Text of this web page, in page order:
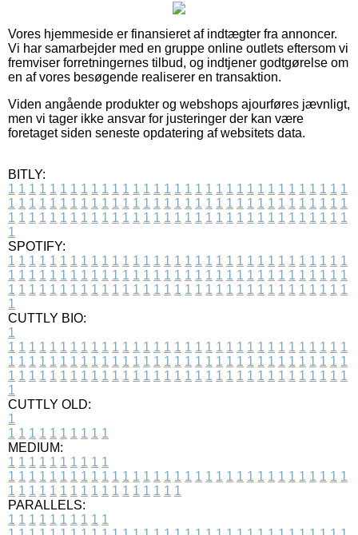
Vores hjemmeside er finansieret af indtægter fra annoncer.
Vi har samarbejder med en gruppe online outlets eftersom vi
fremviser forretningernes tilbud, og indtjener godtgørelse om
en af vores besøgende realiserer en transaktion.
Viden angående produkter og webshops ajourføres jævnligt,
men vi tager ikke ansvar for justeringer der kan være
foretaget siden seneste opdatering af websitets data.
BITLY:
1 1 1 1 1 1 1 1 1 1 1 1 1 1 1 1 1 1 1 1 1 1 1 1 1 1 1 1 1 1 1 1 1
1 1 1 1 1 1 1 1 1 1 1 1 1 1 1 1 1 1 1 1 1 1 1 1 1 1 1 1 1 1 1 1 1
1 1 1 1 1 1 1 1 1 1 1 1 1 1 1 1 1 1 1 1 1 1 1 1 1 1 1 1 1 1 1 1 1
1
SPOTIFY:
1 1 1 1 1 1 1 1 1 1 1 1 1 1 1 1 1 1 1 1 1 1 1 1 1 1 1 1 1 1 1 1 1
1 1 1 1 1 1 1 1 1 1 1 1 1 1 1 1 1 1 1 1 1 1 1 1 1 1 1 1 1 1 1 1 1
1 1 1 1 1 1 1 1 1 1 1 1 1 1 1 1 1 1 1 1 1 1 1 1 1 1 1 1 1 1 1 1 1
1
CUTTLY BIO:
1
1 1 1 1 1 1 1 1 1 1 1 1 1 1 1 1 1 1 1 1 1 1 1 1 1 1 1 1 1 1 1 1 1
1 1 1 1 1 1 1 1 1 1 1 1 1 1 1 1 1 1 1 1 1 1 1 1 1 1 1 1 1 1 1 1 1
1 1 1 1 1 1 1 1 1 1 1 1 1 1 1 1 1 1 1 1 1 1 1 1 1 1 1 1 1 1 1 1 1
1
CUTTLY OLD:
1
1 1 1 1 1 1 1 1 1 1
MEDIUM:
1 1 1 1 1 1 1 1 1 1
1 1 1 1 1 1 1 1 1 1 1 1 1 1 1 1 1 1 1 1 1 1 1 1 1 1 1 1 1 1 1 1 1
1 1 1 1 1 1 1 1 1 1 1 1 1 1 1 1 1
PARALLELS:
1 1 1 1 1 1 1 1 1 1